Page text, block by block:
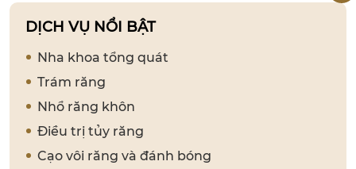
DỊCH VỤ NỔI BẬT
Nha khoa tổng quát
Trám răng
Nhổ răng khôn
Điều trị tủy răng
Cạo vôi răng và đánh bóng